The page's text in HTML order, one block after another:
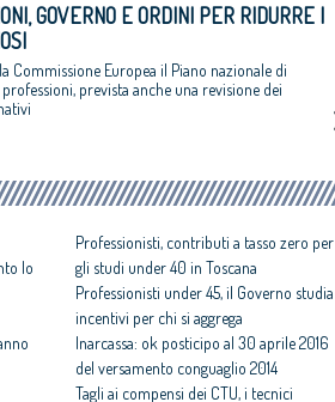
GOVERNO E ORDINI PER RIDURRE I
Commissione Europea il Piano nazionale di
prevista anche una revisione dei
lo
Professionisti, contributi a tasso zero per
gli studi under 40 in Toscana
Professionisti under 45, il Governo studia
incentivi per chi si aggrega
Inarcassa: ok posticipo al 30 aprile 2016
del versamento conguaglio 2014
Tagli ai compensi dei CTU, i tecnici